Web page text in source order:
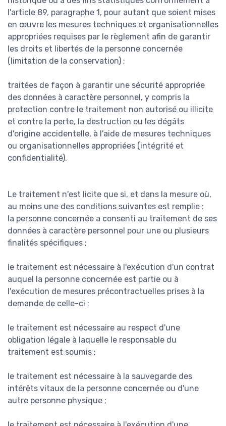
l'article 89, paragraphe 1, pour autant que soient mises
en œuvre les mesures techniques et organisationnelles
appropriées requises par le règlement afin de garantir
les droits et libertés de la personne concernée
(limitation de la conservation) ;
traitées de façon à garantir une sécurité appropriée
des données à caractère personnel, y compris la
protection contre le traitement non autorisé ou illicite
et contre la perte, la destruction ou les dégâts
d'origine accidentelle, à l'aide de mesures techniques
ou organisationnelles appropriées (intégrité et
confidentialité).
Le traitement n'est licite que si, et dans la mesure où,
au moins une des conditions suivantes est remplie :
la personne concernée a consenti au traitement de ses
données à caractère personnel pour une ou plusieurs
finalités spécifiques ;
le traitement est nécessaire à l'exécution d'un contrat
auquel la personne concernée est partie ou à
l'exécution de mesures précontractuelles prises à la
demande de celle-ci ;
le traitement est nécessaire au respect d'une
obligation légale à laquelle le responsable du
traitement est soumis ;
le traitement est nécessaire à la sauvegarde des
intérêts vitaux de la personne concernée ou d'une
autre personne physique ;